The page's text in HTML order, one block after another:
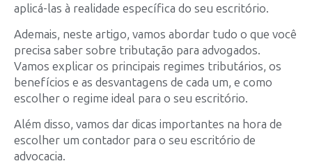
aplicá-las à realidade específica do seu escritório.
Ademais, neste artigo, vamos abordar tudo o que você
precisa saber sobre tributação para advogados.
Vamos explicar os principais regimes tributários, os
benefícios e as desvantagens de cada um, e como
escolher o regime ideal para o seu escritório.
Além disso, vamos dar dicas importantes na hora de
escolher um contador para o seu escritório de
advocacia.